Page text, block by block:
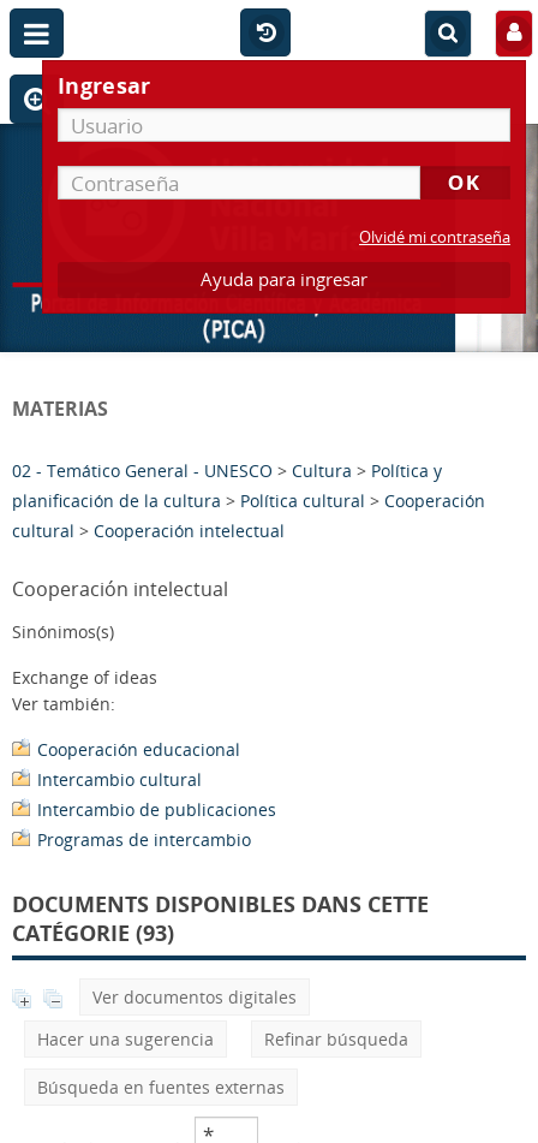
Ingresar
Olvidé mi contraseña
Ayuda para ingresar
MATERIAS
02 - Temático General - UNESCO > Cultura > Política y
planificación de la cultura > Política cultural > Cooperación
cultural > Cooperación intelectual
Cooperación intelectual
Sinónimos(s)
Exchange of ideas
Ver también:
Cooperación educacional
Intercambio cultural
Intercambio de publicaciones
Programas de intercambio
DOCUMENTS DISPONIBLES DANS CETTE
CATÉGORIE (93)
Ver documentos digitales
Hacer una sugerencia
Refinar búsqueda
Búsqueda en fuentes externas